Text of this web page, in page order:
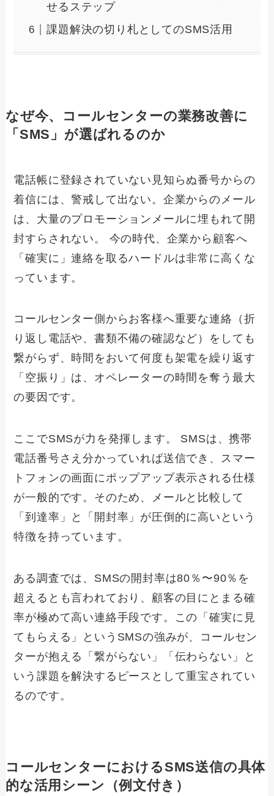
せるステップ
課題解決の切り札としてのSMS活用
なぜ今、コールセンターの業務改善に
「SMS」が選ばれるのか
電話帳に登録されていない見知らぬ番号からの
着信には、警戒して出ない。企業からのメール
は、大量のプロモーションメールに埋もれて開
封すらされない。 今の時代、企業から顧客へ
「確実に」連絡を取るハードルは非常に高くな
っています。
コールセンター側からお客様へ重要な連絡（折
り返し電話や、書類不備の確認など）をしても
繋がらず、時間をおいて何度も架電を繰り返す
「空振り」は、オペレーターの時間を奪う最大
の要因です。
ここでSMSが力を発揮します。 SMSは、携帯
電話番号さえ分かっていれば送信でき、スマー
トフォンの画面にポップアップ表示される仕様
が一般的です。そのため、メールと比較して
「到達率」と「開封率」が圧倒的に高いという
特徴を持っています。
ある調査では、SMSの開封率は80％〜90％を
超えるとも言われており、顧客の目にとまる確
率が極めて高い連絡手段です。この「確実に見
てもらえる」というSMSの強みが、コールセン
ターが抱える「繋がらない」「伝わらない」と
いう課題を解決するピースとして重宝されてい
るのです。
コールセンターにおけるSMS送信の具体
的な活用シーン（例文付き）